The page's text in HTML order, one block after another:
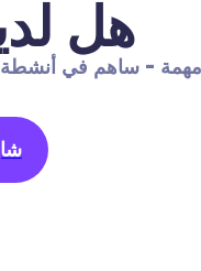
هل
مهمة - ساهم في